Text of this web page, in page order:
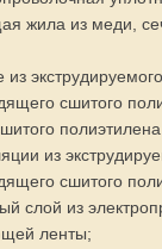
жила из меди,
экструдируемого
сшитого
из
сшитого
слой из
ленты;